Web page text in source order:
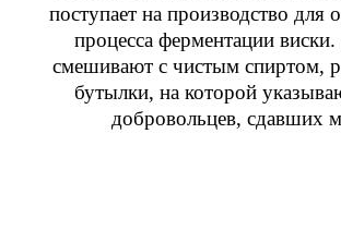
поступает на производство для
процесса ферментации
смешивают с чистым спиртом,
бутылки, на которой
добровольцев, сдавших